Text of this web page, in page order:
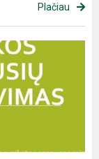
Plačiau